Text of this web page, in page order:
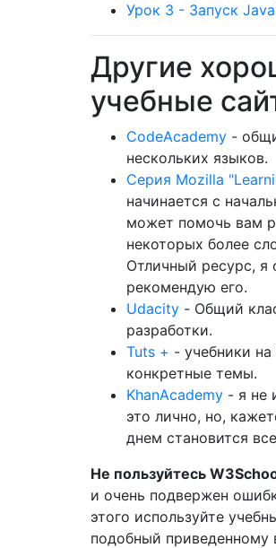
Урок 3 - Запуск
Другие
учебные
CodeAcademy -
нескольких языков.
Серия Mozilla
начинается с
может помочь вам
некоторых более
Отличный ресурс, я
рекомендую его.
Udacity - Общий
разработки.
Tuts + - учебники на
конкретные темы.
KhanAcademy - я не
это лично, но,
днем ​​становится
Не пользуйтесь
и очень подвержен
этого используйте
подобный приведенному